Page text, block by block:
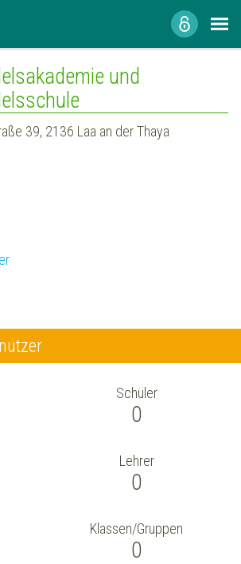
und
39, 2136 Laa an der Thaya
Schüler
0
Lehrer
0
Klassen/Gruppen
0